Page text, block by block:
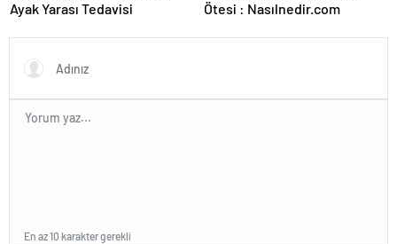
Ayak Yarası Tedavisi
Ötesi : Nasılnedir.com
En az 10 karakter gerekli